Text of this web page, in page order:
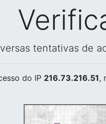
tentativas de
do IP 216.73.216.51,